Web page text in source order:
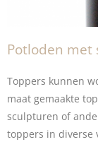
Potloden
Toppers kunnen
maat gemaakte
sculpturen of
toppers in diverse